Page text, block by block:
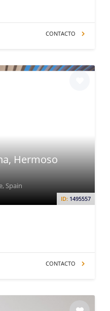
CONTACTO
ID: 1495557
Hermoso
Spain
CONTACTO